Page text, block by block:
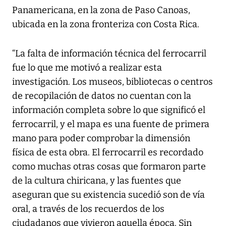
Panamericana, en la zona de Paso Canoas,
ubicada en la zona fronteriza con Costa Rica.
“La falta de información técnica del ferrocarril
fue lo que me motivó a realizar esta
investigación. Los museos, bibliotecas o centros
de recopilación de datos no cuentan con la
información completa sobre lo que significó el
ferrocarril, y el mapa es una fuente de primera
mano para poder comprobar la dimensión
física de esta obra. El ferrocarril es recordado
como muchas otras cosas que formaron parte
de la cultura chiricana, y las fuentes que
aseguran que su existencia sucedió son de vía
oral, a través de los recuerdos de los
ciudadanos que vivieron aquella época. Sin